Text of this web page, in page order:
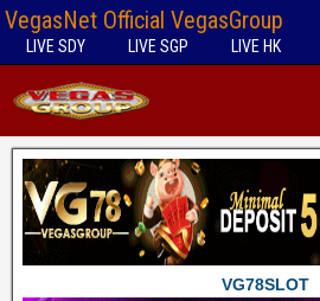
VegasNet Official VegasGroup
LIVE SDY LIVE SGP LIVE HK
VG78SLOT